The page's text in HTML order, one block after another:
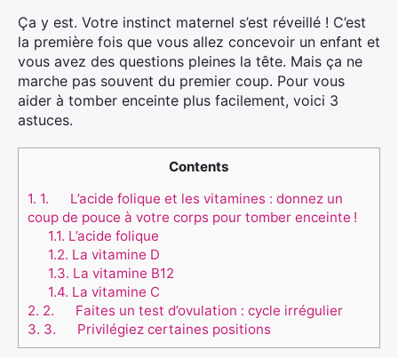
Ça y est. Votre instinct maternel s’est réveillé ! C’est
la première fois que vous allez concevoir un enfant et
vous avez des questions pleines la tête. Mais ça ne
marche pas souvent du premier coup. Pour vous
aider à tomber enceinte plus facilement, voici 3
astuces.
Contents
1. 1. L’acide folique et les vitamines : donnez un
coup de pouce à votre corps pour tomber enceinte !
1.1. L’acide folique
1.2. La vitamine D
1.3. La vitamine B12
1.4. La vitamine C
2. 2. Faites un test d’ovulation : cycle irrégulier
3. 3. Privilégiez certaines positions